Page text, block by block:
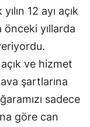
12 ayı açık
önceki yıllarda
ve hizmet
şartlarına
sadece
göre can